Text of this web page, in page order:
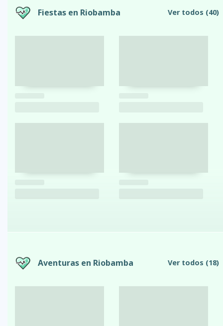
Fiestas en Riobamba Ver todos (40)
Aventuras en Riobamba Ver todos (18)